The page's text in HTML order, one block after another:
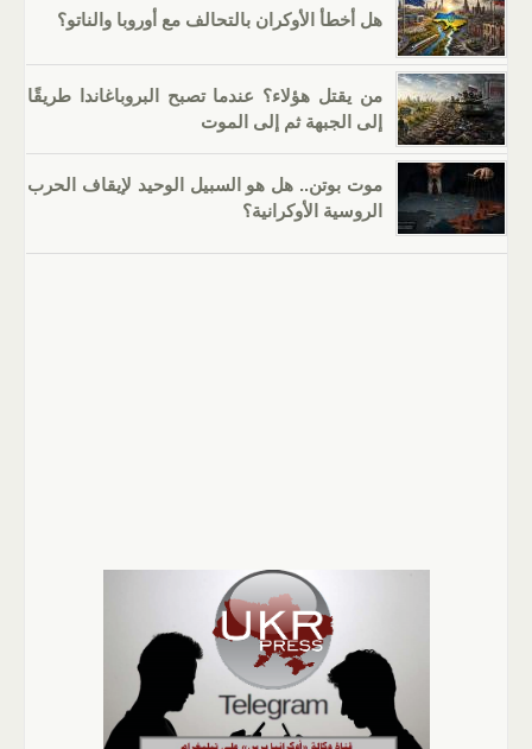
هل أخطأ الأوكران بالتحالف مع أوروبا والناتو؟
من يقتل هؤلاء؟ عندما تصبح البروباغاندا طريقًا
إلى الجبهة ثم إلى الموت
موت بوتن.. هل هو السبيل الوحيد لإيقاف الحرب
الروسية الأوكرانية؟